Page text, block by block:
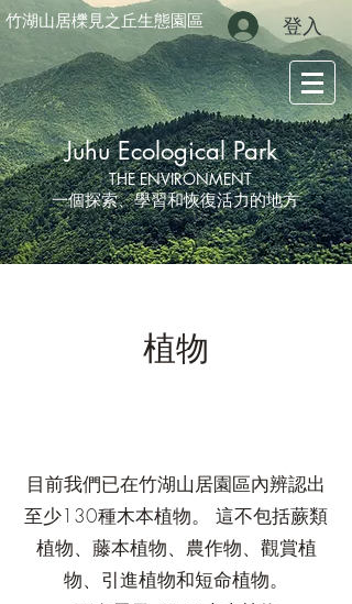
竹湖山居櫟見之丘生態園區 登入
Juhu Ecological Park
THE ENVIRONMENT
一個探索、學習和恢復活力的地方
植物
目前我們已在竹湖山居園區內辨認出
至少130種木本植物。 這不包括蕨類
植物、藤本植物、農作物、觀賞植
物、引進植物和短命植物。